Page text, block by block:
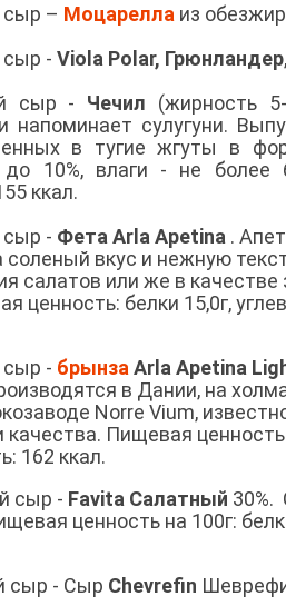
– Моцарелла из
- Viola Polar, Грюнландер
сыр - Чечил (жирность
напоминает сулугуни.
в тугие жгуты в
до 10%, влаги - не более
ккал.
- Фета Arla Apetina .
соленый вкус и нежную
салатов или же в
ценность: белки 15,0г,
- брынза Arla Apetina
в Дании, на
Norre Vium,
Пищевая ценность
162 ккал.
сыр - Favita Салатный 30%.
ценность на 100г:
сыр - Сыр Chevrefin